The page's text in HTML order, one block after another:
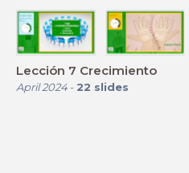
Lección 7 Crecimiento
April 2024- 22 slides